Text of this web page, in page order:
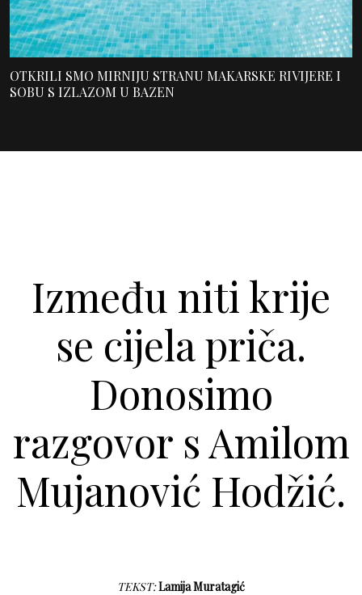
OTKRILI SMO MIRNIJU STRANU MAKARSKE RIVIJERE I
SOBU S IZLAZOM U BAZEN
Između niti krije
se cijela priča.
Donosimo
razgovor s Amilom
Mujanović Hodžić.
TEKST:Lamija Muratagić